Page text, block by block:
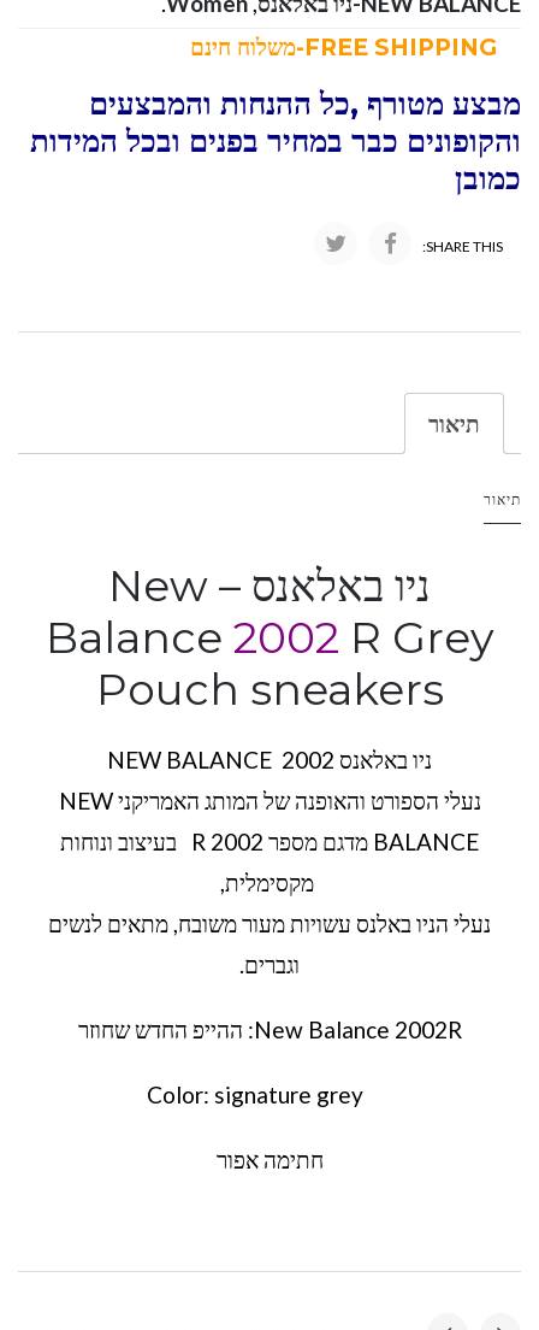
מבצע מטורף ,כל ההנחות והמבצעים
והקופונים כבר במחיר בפנים ובכל המידות
כמובן
SHARE THIS:
תיאור
תיאור
ניו באלאנס – New
Balance 2002 R Grey
Pouch sneakers
ניו באלאנס 2002 NEW BALANCE
נעלי הספורט והאופנה של המותג האמריקני NEW
BALANCE מדגם מספר R 2002 בעיצוב ונוחות
מקסימלית,
נעלי הניו באלנס עשויות מעור משובח, מתאים לנשים
וגברים.
New Balance 2002R: ההייפ החדש שחוזר
חתימה אפור